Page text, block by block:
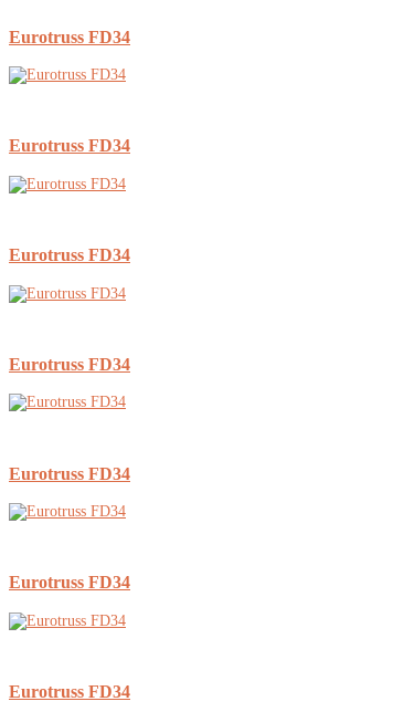
Eurotruss FD34
Eurotruss FD34
Eurotruss FD34
Eurotruss FD34
Eurotruss FD34
Eurotruss FD34
Eurotruss FD34